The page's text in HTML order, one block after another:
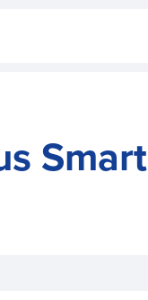
Smart